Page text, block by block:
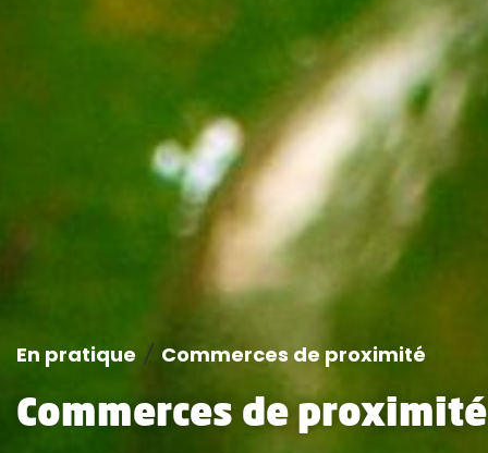
En pratique / Commerces de proximité
Commerces de proximité